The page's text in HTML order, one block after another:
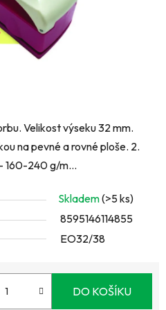
Velikost výseku 32 mm.
na pevné a rovné ploše. 2.
160-240 g/m...
Skladem(>5 ks)
8595146114855
EO32/38
DO KOŠÍKU